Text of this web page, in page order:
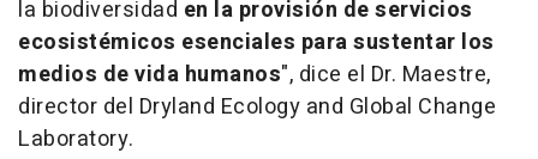
la biodiversidad en la provisión de servicios
ecosistémicos esenciales para sustentar los
medios de vida humanos", dice el Dr. Maestre,
director del Dryland Ecology and Global Change
Laboratory.